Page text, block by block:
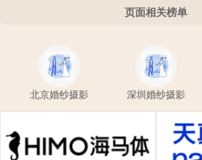
页面相关榜单
北京婚纱摄影 深圳婚纱摄影